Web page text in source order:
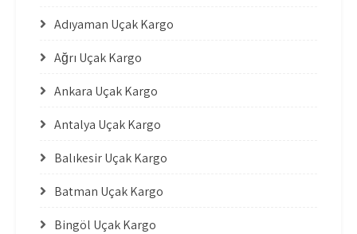
Adıyaman Uçak Kargo
Ağrı Uçak Kargo
Ankara Uçak Kargo
Antalya Uçak Kargo
Balıkesir Uçak Kargo
Batman Uçak Kargo
Bingöl Uçak Kargo